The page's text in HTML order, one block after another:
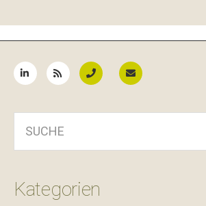
Kategorien